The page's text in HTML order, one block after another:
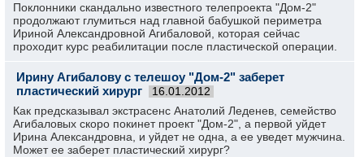
Поклонники скандально известного телепроекта "Дом-2"
продолжают глумиться над главной бабушкой периметра
Ириной Александровной Агибаловой, которая сейчас
проходит курс реабилитации после пластической операции.
Ирину Агибалову с телешоу "Дом-2" заберет
пластический хирург
16.01.2012
Как предсказывал экстрасенс Анатолий Леденев, семейство
Агибаловых скоро покинет проект "Дом-2", а первой уйдет
Ирина Александровна, и уйдет не одна, а ее уведет мужчина.
Может ее заберет пластический хирург?